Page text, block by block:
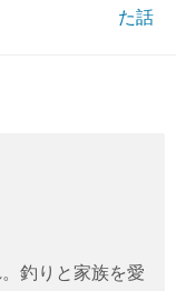
た話
釣りと家族を愛